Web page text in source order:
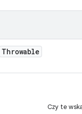
Throwable
Czy te